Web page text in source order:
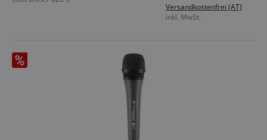
Außergewöhnlich geringe Latenz (1,9 ms)
Smart Assist App für Überwachung und Steuerung
Versandkostenfrei (AT)
inkl. MwSt.